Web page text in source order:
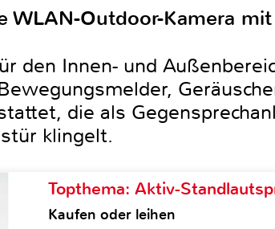
WLAN-Outdoor-Kamera
den Innen- und
die als
klingelt.
Topthema: Aktiv-
Kaufen oder leihen